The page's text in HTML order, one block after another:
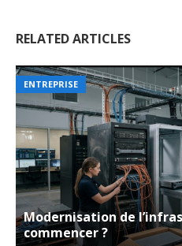
RELATED ARTICLES
ENTREPRISE
Modernisation de
commencer ?